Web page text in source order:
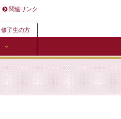
関連リンク
修了生の方